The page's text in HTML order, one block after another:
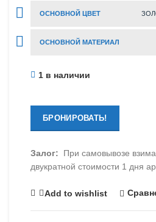
ОСНОВНОЙ ЦВЕТ
ОСНОВНОЙ МАТЕРИАЛ
1 в наличии
БРОНИРОВАТЬ!
Залог: При самовывозе
двукратной стоимости 1 дня
Add to wishlist